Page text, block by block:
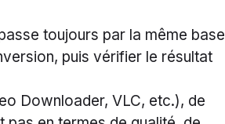
toujours par la même base
puis vérifier le résultat
Downloader, VLC, etc.), de